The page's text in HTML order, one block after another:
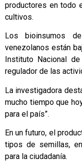
productores en todo
cultivos.
Los bioinsumos
venezolanos están
Instituto Nacional
regulador de las
La investigadora
mucho tiempo que
para el país”.
En un futuro, el
tipos de semillas,
para la ciudadanía.